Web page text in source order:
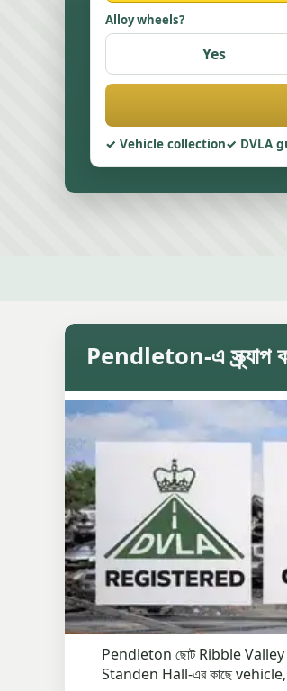
Alloy wheels?
Yes
Vehicle collection DVLA
Pendleton-এ স্ক্র্যাপ
Pendleton ছোট Ribble
Standen Hall-এর কাছে